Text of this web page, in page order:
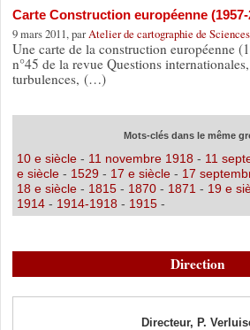
Carte Construction européenne (1957-
9 mars 2011, parAtelier de cartographie de
Une carte de la construction européenne
n°45 de la revue Questions
turbulences, (…)
Mots-clés dans le même
10 e siècle - 11 novembre 1918 - 11
e siècle - 1529- 17 e siècle- 17
18 e siècle- 1815- 1870- 1871 - 19 e
1914- 1914-1918 - 1915-
Direction
Directeur, P.